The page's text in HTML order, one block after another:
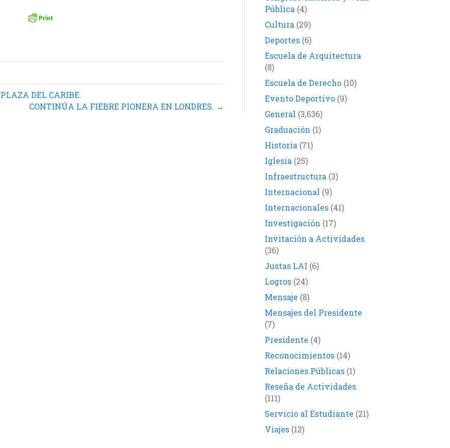
DEL CARIBE.
CONTINÚA LA FIEBRE PIONERA EN LONDRES. →
Pública (4)
Cultura (29)
Deportes(6)
Escuela de Arquitectura
(8)
Escuela de Derecho(10)
Evento Deportivo(9)
General (3,636)
Graduación (1)
Historia (71)
Iglesia (25)
Infraestructura (3)
Internacional (9)
Internacionales(41)
Investigación (17)
Invitación a Actividades
(36)
Justas LAI (6)
Logros(24)
Mensaje (8)
Mensajes del Presidente
(7)
Presidente (4)
Reconocimientos(14)
Relaciones Públicas(1)
Reseña de Actividades
(111)
Servicio al Estudiante (21)
Viajes(12)